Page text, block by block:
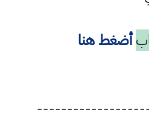
أضغط هنا